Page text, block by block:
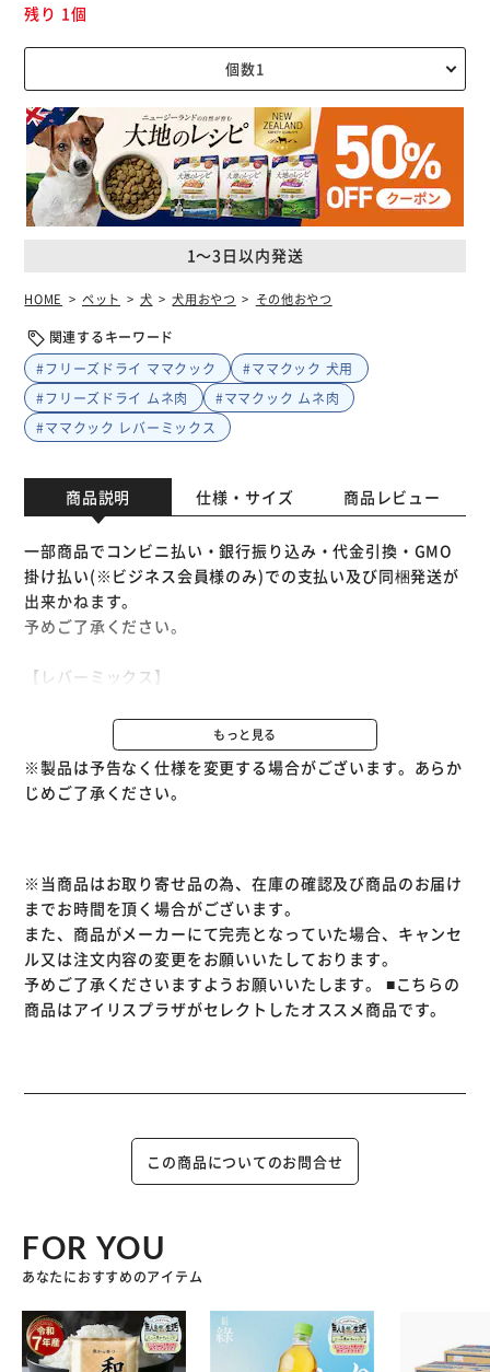
1～3日以内発送
残り 1個
HOME ペット 犬 犬用おやつ その他おやつ
関連するキーワード
#フリーズドライ ママクック
#ママクック 犬用
#フリーズドライ ムネ肉
#ママクック ムネ肉
#ママクック レバーミックス
商品説明 仕様・サイズ 商品レビュー
一部商品でコンビニ払い・銀行振り込み・代金引換・GMO
掛け払い(※ビジネス会員様のみ)での支払い及び同梱発送が
出来かねます。
予めご了承ください。
【レバーミックス】
フリーズドライの機能はそのままに与えやすい粒タイプ
新鮮な鶏ムネ肉と鶏レバーのみで作られています。
食いつき良くそのまま与えられるフリーズドライのおやつで
す。
【トサカミックス】
フリーズドライの機能はそのままに与えやすい粒タイプ
鶏原料100％でできています
新鮮ムネ肉にヒアルロン酸たっぷりのトサカをミックス！
食べやすい粒タイプで毛艶をキープ
食いつき良くそのまま与えられるフリーズドライのおやつで
もっと見る
※製品は予告なく仕様を変更する場合がございます。あらか
じめご了承ください。
※当商品はお取り寄せ品の為、在庫の確認及び商品のお届け
までお時間を頂く場合がございます。
また、商品がメーカーにて完売となっていた場合、キャンセ
ル又は注文内容の変更をお願いいたしております。
予めご了承くださいますようお願いいたします。 ■こちらの
商品はアイリスプラザがセレクトしたオススメ商品です。
この商品についてのお問合せ
FOR YOU
あなたにおすすめのアイテム